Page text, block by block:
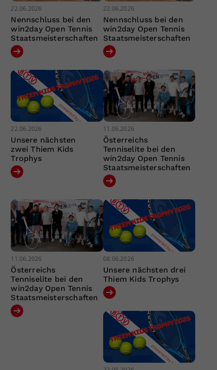
22.06.2026
Nennschluss bei den
win2day Open Tennis
Staatsmeisterschaften
22.06.2026
Nennschluss bei den
win2day Open Tennis
Staatsmeisterschaften
22.06.2026
Unsere nächsten
zwei Thiem Kids
Trophys
11.06.2026
Österreichs
Tenniselite bei den
win2day Open Tennis
Staatsmeisterschaften
11.06.2026
Österreichs
Tenniselite bei den
win2day Open Tennis
Staatsmeisterschaften
08.06.2026
Unsere nächsten drei
Thiem Kids Trophys